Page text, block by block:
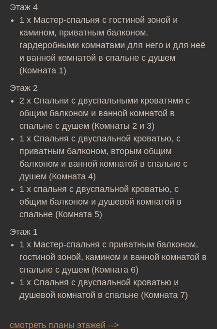
Этаж 4
1 x Мастер-спальня с гостиной зоной и
камином, приватным балконом,
гардеробными комнатами для него и для неё
и ванной комнатой в спальне с душем
(Комната 1)
Этаж 2
2 x Спальни с двуспальными кроватями с
общим балконом и ванной комнатой в
спальне с душем (Комнаты 2 и 3)
1 x Спальня с двуспальной кроватью, с
приватным балконом, вторым общим
балконом и ванной комнатой в спальне с
душем (Комната 4)
1 x спальня с двуспальной кроватью, с
общим балконом и душевой комнатой в
спальне (Комната 5)
Этаж 1
1 x Мастер-спальня с приватным балконом,
гостиной зоной, камином и ванной комнатой в
спальне с душем (Комната 6)
1 x Спальня с двуспальной кроватью и
душевой комнатой в спальне (Комната 7)
смотреть планы этажей -->